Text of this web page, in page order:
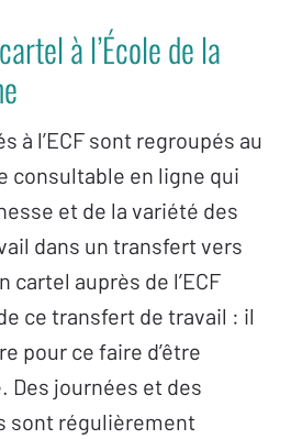
à l’École de la
à l’ECF sont regroupés au
consultable en ligne qui
et de la variété des
dans un transfert vers
cartel auprès de l’ECF
ce transfert de travail : il
pour ce faire d’être
Des journées et des
sont régulièrement